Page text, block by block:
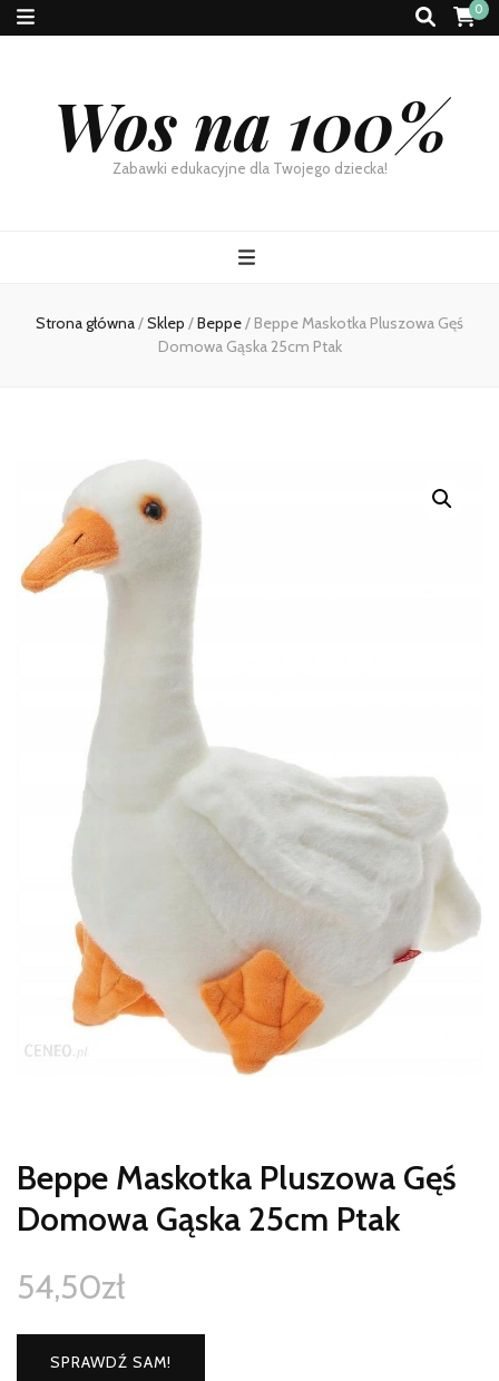
0
Wos na 100%
Zabawki edukacyjne dla Twojego dziecka!
Strona główna/Sklep /Beppe/ Beppe Maskotka Pluszowa Gęś
Domowa Gąska 25cm Ptak
Beppe Maskotka Pluszowa Gęś
Domowa Gąska 25cm Ptak
54,50zł
SPRAWDŹ SAM!